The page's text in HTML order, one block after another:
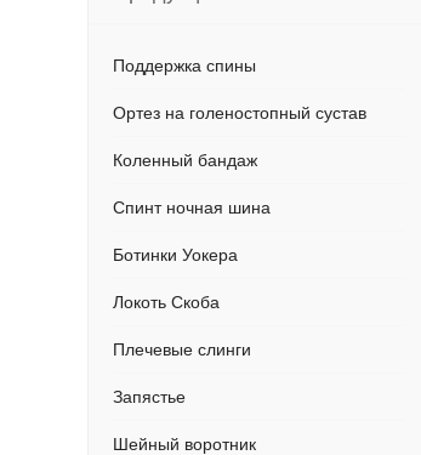
Поддержка спины
Ортез на голеностопный сустав
Коленный бандаж
Спинт ночная шина
Ботинки Уокера
Локоть Скоба
Плечевые слинги
Запястье
Шейный воротник